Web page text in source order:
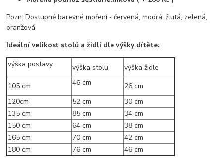
Pozn: Dostupné barevné moření - červená, modrá, žlutá, zelená,
oranžová
Ideální velikost stolů a židlí dle výšky dítěte:
výška postavy
výška stolu
výška židle
105 cm
46 cm
26 cm
120cm
52 cm
30 cm
135 cm
85 cm
34 cm
150 cm
64 cm
38 cm
165 cm
70 cm
42 cm
180 cm
76 cm 46 cm